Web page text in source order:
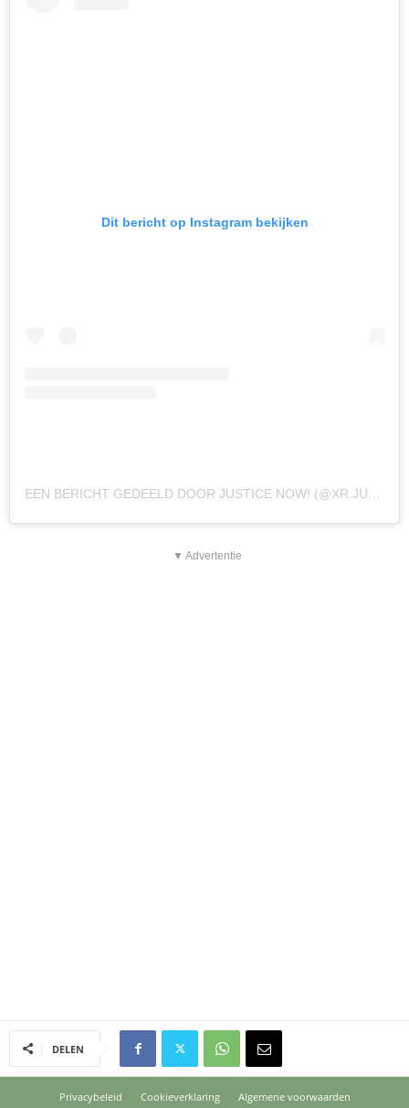
Dit bericht op Instagram bekijken
EEN BERICHT GEDEELD DOOR JUSTICE NOW! (@XR.JUSTICENOW)
▼ Advertentie
DELEN
Privacybeleid Cookieverklaring Algemene voorwaarden